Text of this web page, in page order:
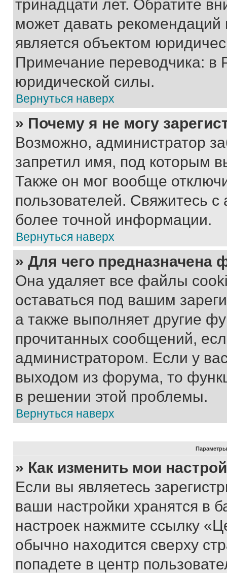
тринадцати лет. Обратите
может давать
является объектом
Примечание переводчика: в
юридической силы.
Вернуться наверх
» Почему я не могу
Возможно, администратор
запретил имя, под которым
Также он мог вообще
пользователей. Свяжитесь
более точной информации.
Вернуться наверх
» Для чего предназначена
Она удаляет все файлы
оставаться под вашим
а также выполняет другие
прочитанных сообщений,
администратором. Если у
выходом из форума, то
в решении этой проблемы.
Вернуться наверх
Параметры
» Как изменить мои
Если вы являетесь
ваши настройки хранятся в
настроек нажмите ссылку
обычно находится сверху
попадете в центр